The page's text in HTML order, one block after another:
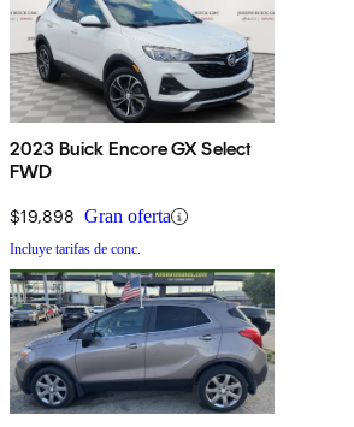
2023 Buick Encore GX Select
FWD
$19,898 Gran oferta
Incluye tarifas de conc.